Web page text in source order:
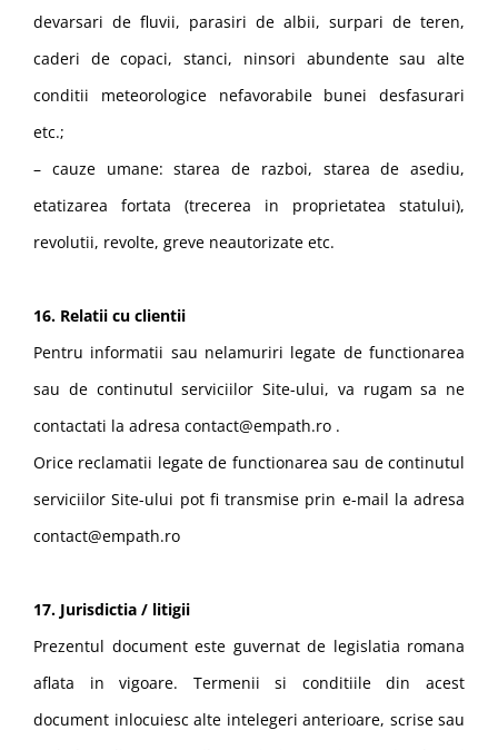
devarsari de fluvii, parasiri de albii, surpari de teren,
caderi de copaci, stanci, ninsori abundente sau alte
conditii meteorologice nefavorabile bunei desfasurari
etc.;
– cauze umane: starea de razboi, starea de asediu,
etatizarea fortata (trecerea in proprietatea statului),
revolutii, revolte, greve neautorizate etc.
16. Relatii cu clientii
Pentru informatii sau nelamuriri legate de functionarea
sau de continutul serviciilor Site-ului, va rugam sa ne
contactati la adresa contact@empath.ro .
Orice reclamatii legate de functionarea sau de continutul
serviciilor Site-ului pot fi transmise prin e-mail la adresa
contact@empath.ro
17. Jurisdictia / litigii
Prezentul document este guvernat de legislatia romana
aflata in vigoare. Termenii si conditiile din acest
document inlocuiesc alte intelegeri anterioare, scrise sau